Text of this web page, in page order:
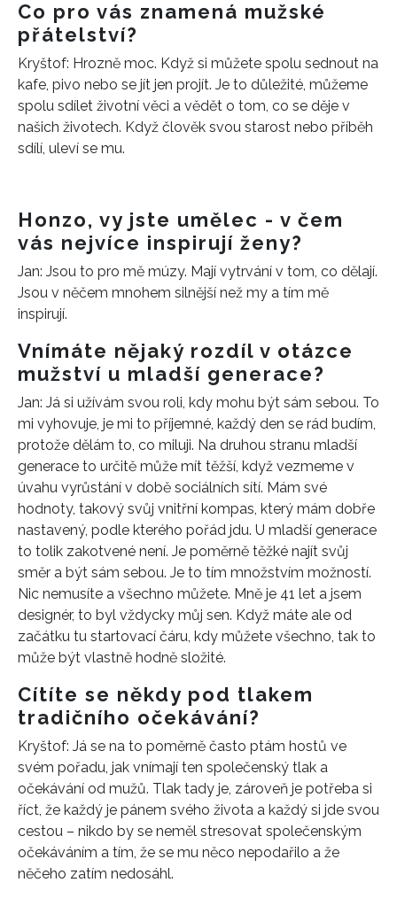
INFORMACE
REDAKCE
Co pro vás znamená mužské
přátelství?
Kryštof: Hrozně moc. Když si můžete spolu sednout na
kafe, pivo nebo se jít jen projít. Je to důležité, můžeme
spolu sdílet životní věci a vědět o tom, co se děje v
našich životech. Když člověk svou starost nebo příběh
sdílí, uleví se mu.
Honzo, vy jste umělec - v čem
vás nejvíce inspirují ženy?
Jan: Jsou to pro mě múzy. Mají vytrvání v tom, co dělají.
Jsou v něčem mnohem silnější než my a tím mě
inspirují.
Vnímáte nějaký rozdíl v otázce
mužství u mladší generace?
Jan: Já si užívám svou roli, kdy mohu být sám sebou. To
mi vyhovuje, je mi to příjemné, každý den se rád budím,
protože dělám to, co miluji. Na druhou stranu mladší
generace to určitě může mít těžší, když vezmeme v
úvahu vyrůstání v době sociálních sítí. Mám své
hodnoty, takový svůj vnitřní kompas, který mám dobře
nastavený, podle kterého pořád jdu. U mladší generace
to tolik zakotvené není. Je poměrně těžké najít svůj
směr a být sám sebou. Je to tím množstvím možností.
Nic nemusíte a všechno můžete. Mně je 41 let a jsem
designér, to byl vždycky můj sen. Když máte ale od
začátku tu startovací čáru, kdy můžete všechno, tak to
může být vlastně hodně složité.
Cítíte se někdy pod tlakem
tradičního očekávání?
Kryštof: Já se na to poměrně často ptám hostů ve
svém pořadu, jak vnímají ten společenský tlak a
očekávání od mužů. Tlak tady je, zároveň je potřeba si
říct, že každý je pánem svého života a každý si jde svou
cestou – nikdo by se neměl stresovat společenským
očekáváním a tím, že se mu něco nepodařilo a že
něčeho zatím nedosáhl.